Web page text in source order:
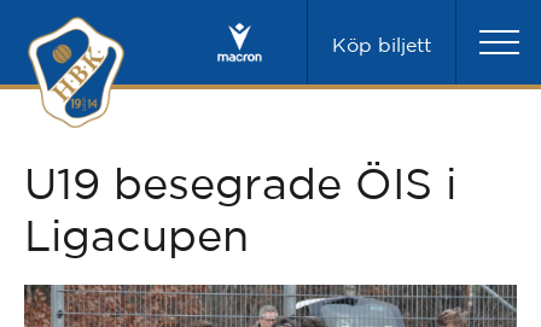
Köp biljett
U19 besegrade ÖIS i
Ligacupen